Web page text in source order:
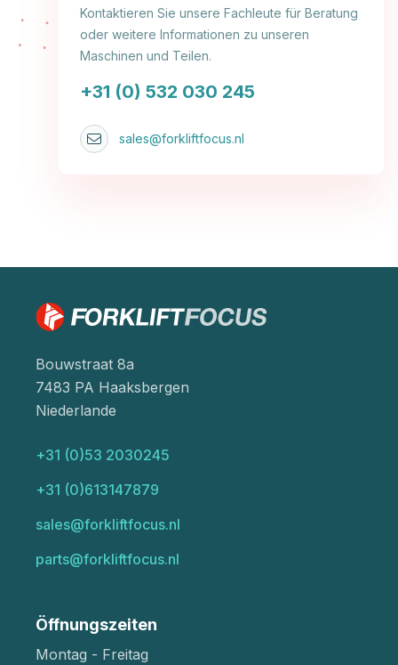
Kontaktieren Sie unsere Fachleute für Beratung
oder weitere Informationen zu unseren
Maschinen und Teilen.
+31 (0) 532 030 245
sales@forkliftfocus.nl
Bouwstraat 8a
7483 PA Haaksbergen
Niederlande
+31 (0)53 2030245
+31 (0)613147879
sales@forkliftfocus.nl
parts@forkliftfocus.nl
Öffnungszeiten
Montag - Freitag